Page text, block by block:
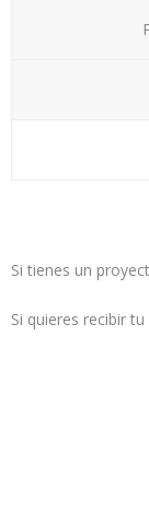
Si tienes un
Si quieres recibir